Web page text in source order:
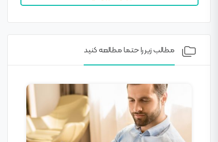
مطالب زیر را حتما مطالعه کنید